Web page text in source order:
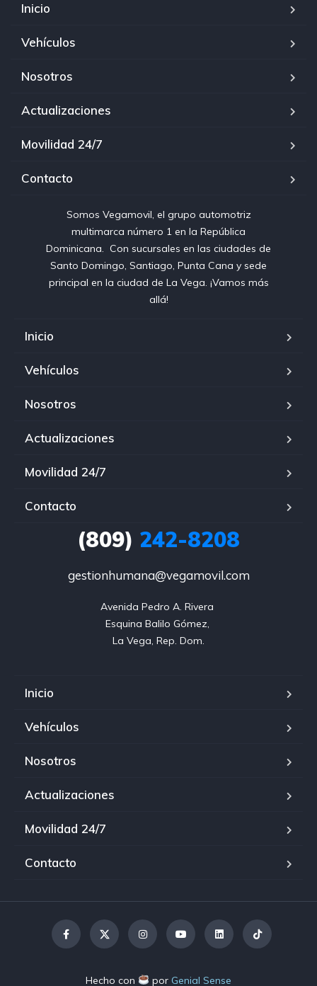
Inicio
Vehículos
Nosotros
Actualizaciones
Movilidad 24/7
Contacto
Somos Vegamovil, el grupo automotriz
multimarca número 1 en la República
Dominicana⁣. ⁣ Con sucursales en las ciudades de
Santo Domingo, Santiago, Punta Cana y sede
principal en la ciudad de La Vega. ¡Vamos más
allá!
Inicio
Vehículos
Nosotros
Actualizaciones
Movilidad 24/7
Contacto
(809) 242-8208
gestionhumana@vegamovil.com
Avenida Pedro A. Rivera
Esquina Balilo Gómez,
La Vega, Rep. Dom.
Inicio
Vehículos
Nosotros
Actualizaciones
Movilidad 24/7
Contacto
Hecho con por Genial Sense